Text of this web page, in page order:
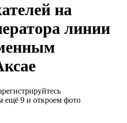
на
линии
ещё 9 и откроем фото